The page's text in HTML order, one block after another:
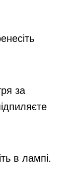
за
в лампі.